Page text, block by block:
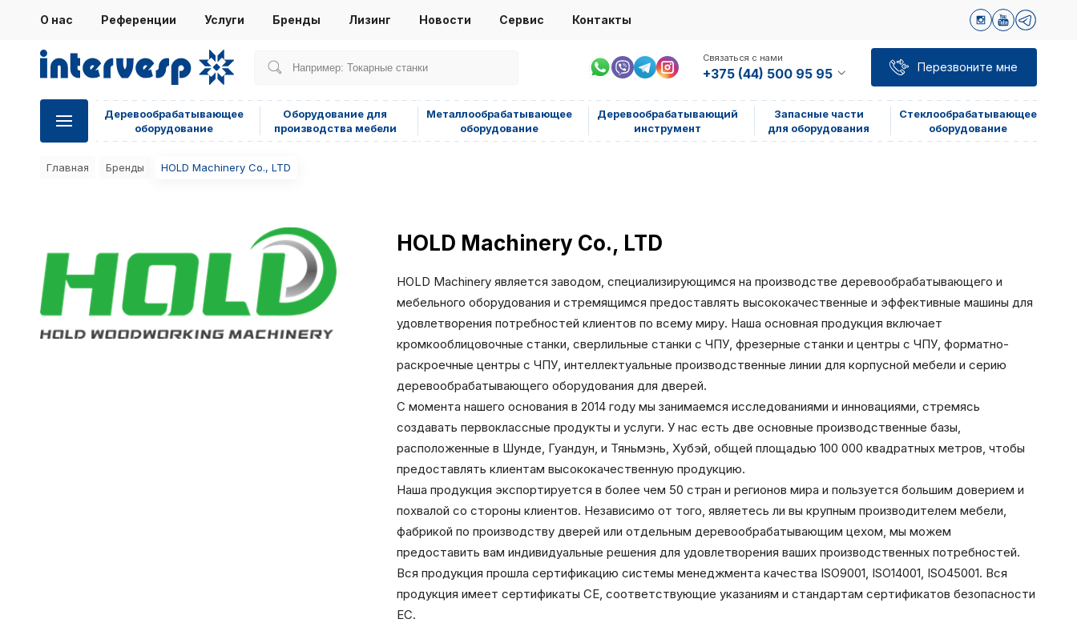
О нас Референции Услуги Бренды Лизинг Новости Сервис Контакты
Связаться с нами
+375 (44) 500 95 95 Перезвоните мне
Деревообрабатывающее
оборудование
Оборудование для
производства мебели
Металлообрабатывающее
оборудование
Деревообрабатывающий
инструмент
Запасные части
для оборудования
Стеклообрабатывающее
оборудование
Главная Бренды HOLD Machinery Co., LTD
HOLD Machinery Co., LTD
HOLD Machinery является заводом, специализирующимся на производстве деревообрабатывающего и
мебельного оборудования и стремящимся предоставлять высококачественные и эффективные машины для
удовлетворения потребностей клиентов по всему миру. Наша основная продукция включает
кромкооблицовочные станки, сверлильные станки с ЧПУ, фрезерные станки и центры с ЧПУ, форматно-
раскроечные центры с ЧПУ, интеллектуальные производственные линии для корпусной мебели и серию
деревообрабатывающего оборудования для дверей.
С момента нашего основания в 2014 году мы занимаемся исследованиями и инновациями, стремясь
создавать первоклассные продукты и услуги. У нас есть две основные производственные базы,
расположенные в Шунде, Гуандун, и Тяньмэнь, Хубэй, общей площадью 100 000 квадратных метров, чтобы
предоставлять клиентам высококачественную продукцию.
Наша продукция экспортируется в более чем 50 стран и регионов мира и пользуется большим доверием и
похвалой со стороны клиентов. Независимо от того, являетесь ли вы крупным производителем мебели,
фабрикой по производству дверей или отдельным деревообрабатывающим цехом, мы можем
предоставить вам индивидуальные решения для удовлетворения ваших производственных потребностей.
Вся продукция прошла сертификацию системы менеджмента качества ISO9001, ISO14001, ISO45001. Вся
продукция имеет сертификаты CE, соответствующие указаниям и стандартам сертификатов безопасности
ЕС.